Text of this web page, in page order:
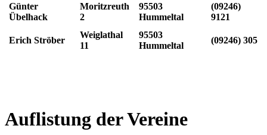
Günter
Übelhack
Moritzreuth
2
95503
Hummeltal
(09246)
9121
Erich Ströber
Weiglathal
11
95503
Hummeltal
(09246) 305
Auflistung der Vereine